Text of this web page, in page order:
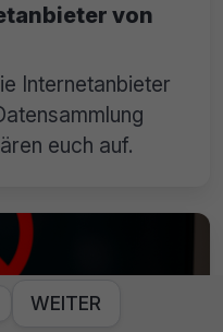
von
Internetanbieter
euch auf.
WEITER